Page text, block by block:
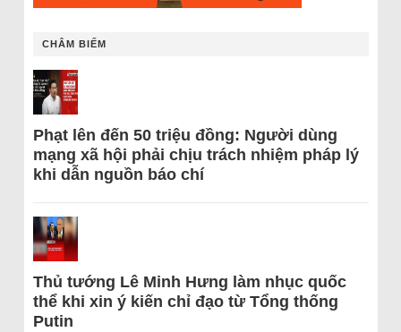
CHÂM BIẾM
Phạt lên đến 50 triệu đồng: Người dùng
mạng xã hội phải chịu trách nhiệm pháp lý
khi dẫn nguồn báo chí
Thủ tướng Lê Minh Hưng làm nhục quốc
thể khi xin ý kiến chỉ đạo từ Tổng thống
Putin